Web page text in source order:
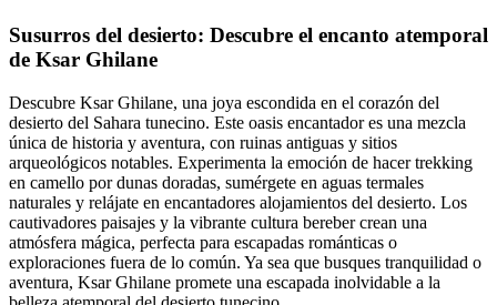
Susurros del desierto: Descubre el encanto atemporal
de Ksar Ghilane
Descubre Ksar Ghilane, una joya escondida en el corazón del
desierto del Sahara tunecino. Este oasis encantador es una mezcla
única de historia y aventura, con ruinas antiguas y sitios
arqueológicos notables. Experimenta la emoción de hacer trekking
en camello por dunas doradas, sumérgete en aguas termales
naturales y relájate en encantadores alojamientos del desierto. Los
cautivadores paisajes y la vibrante cultura bereber crean una
atmósfera mágica, perfecta para escapadas románticas o
exploraciones fuera de lo común. Ya sea que busques tranquilidad o
aventura, Ksar Ghilane promete una escapada inolvidable a la